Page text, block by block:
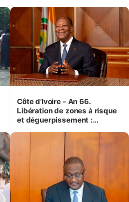
femmes et des enfants
Côte d’Ivoire - An 66.
Libération de zones à risque
et déguerpissement :
respect de l'Etat de droit pour
préserver les vies humaines